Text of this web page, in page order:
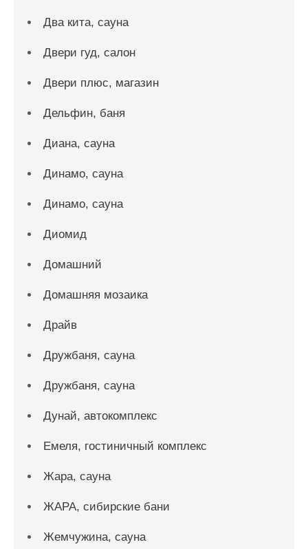
Два кита, сауна
Двери гуд, салон
Двери плюс, магазин
Дельфин, баня
Диана, сауна
Динамо, сауна
Динамо, сауна
Диомид
Домашний
Домашняя мозаика
Драйв
Дружбаня, сауна
Дружбаня, сауна
Дунай, автокомплекс
Емеля, гостиничный комплекс
Жара, сауна
ЖАРА, сибирские бани
Жемчужина, сауна